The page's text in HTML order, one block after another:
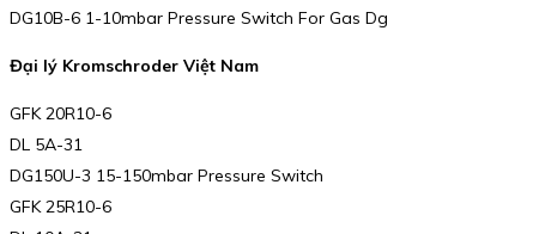
DG10B-6 1-10mbar Pressure Switch For Gas Dg
Đại lý Kromschroder Việt Nam
GFK 20R10-6
DL 5A-31
DG150U-3 15-150mbar Pressure Switch
GFK 25R10-6